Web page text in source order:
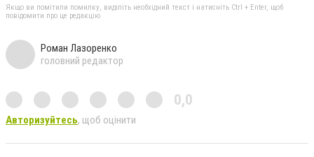
Якщо ви помітили помилку, виділіть необхідний текст і натисніть Ctrl + Enter, щоб
повідомити про це редакцію
Роман Лазоренко
головний редактор
0,0
Авторизуйтесь, щоб оцінити